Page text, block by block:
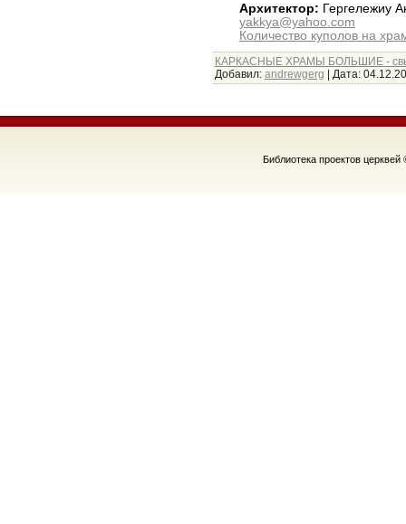
Архитектор: Гергележиу
yakkya@yahoo.com
Количество куполов на
КАРКАСНЫЕ ХРАМЫ БОЛЬШИЕ -
Добавил: andrewgerg | Дата:
Библиотека проектов церквей